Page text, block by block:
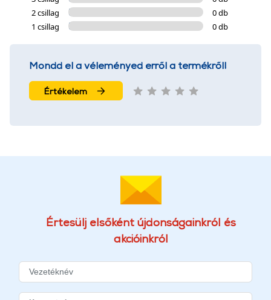
2 csillag
0 db
1 csillag
0 db
Mondd el a véleményed erről a termékről!
Értékelem
Értesülj elsőként újdonságainkról és
akcióinkról